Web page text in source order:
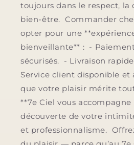
toujours dans le respect, la
bien-être. Commander
opter pour une
bienveillante** : -
sécurisés. - Livraison
Service client disponible et
que votre plaisir mérite
**7e Ciel vous accompagne
découverte de votre
et professionnalisme.